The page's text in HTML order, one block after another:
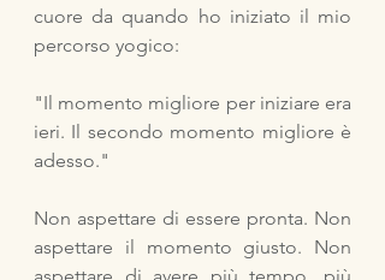
cuore da quando ho iniziato il mio
percorso yogico:
"Il momento migliore per iniziare era
ieri. Il secondo momento migliore è
adesso."
Non aspettare di essere pronta. Non
aspettare il momento giusto. Non
aspettare di avere più tempo, più